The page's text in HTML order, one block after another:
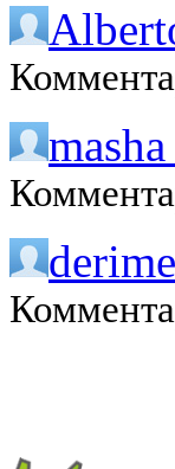
masha